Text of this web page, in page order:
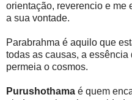
orientação, reverencio e me
a sua vontade.
Parabrahma é aquilo que
todas as causas, a
permeia o cosmos.
Purushothama é quem